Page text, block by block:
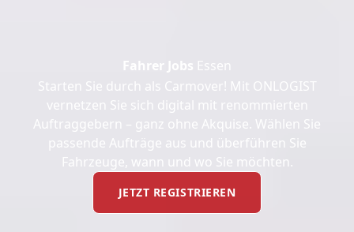
Fahrer Jobs Essen
Starten Sie durch als Carmover! Mit ONLOGIST
vernetzen Sie sich digital mit renommierten
Auftraggebern – ganz ohne Akquise. Wählen Sie
passende Aufträge aus und überführen Sie
Fahrzeuge, wann und wo Sie möchten.
JETZT REGISTRIEREN